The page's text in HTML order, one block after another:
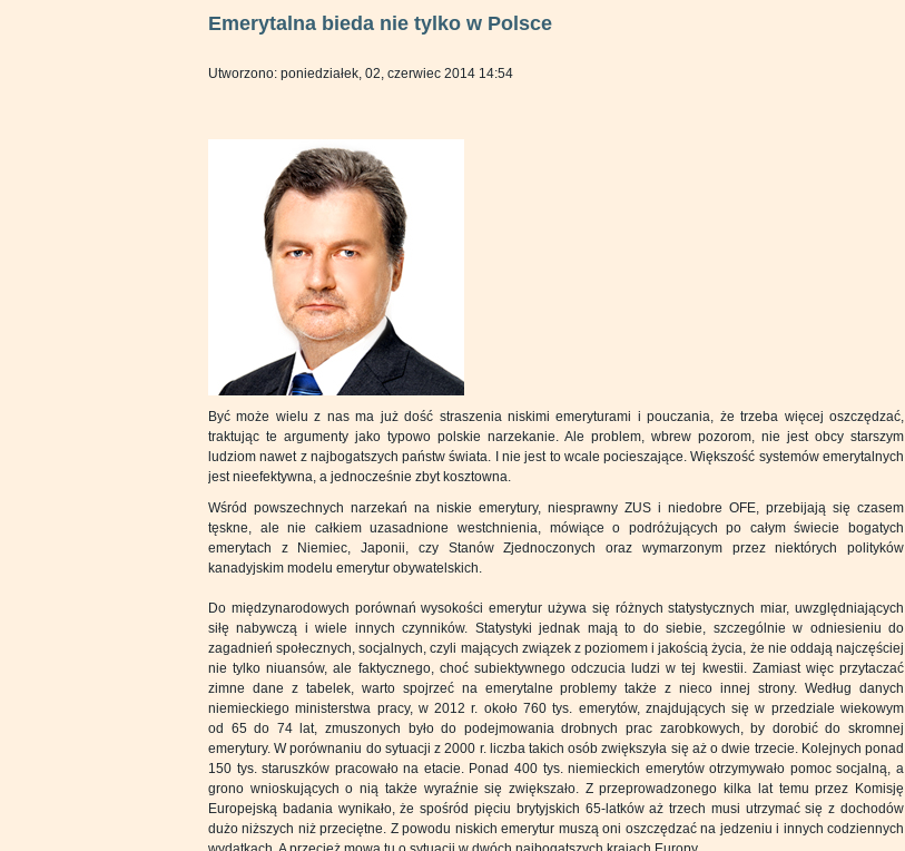
Emerytalna bieda nie tylko w Polsce
Utworzono: poniedziałek, 02, czerwiec 2014 14:54
Być może wielu z nas ma już dość straszenia niskimi emeryturami i pouczania, że trzeba więcej oszczędzać,
traktując te argumenty jako typowo polskie narzekanie. Ale problem, wbrew pozorom, nie jest obcy starszym
ludziom nawet z najbogatszych państw świata. I nie jest to wcale pocieszające. Większość systemów emerytalnych
jest nieefektywna, a jednocześnie zbyt kosztowna.
Wśród powszechnych narzekań na niskie emerytury, niesprawny ZUS i niedobre OFE, przebijają się czasem
tęskne, ale nie całkiem uzasadnione westchnienia, mówiące o podróżujących po całym świecie bogatych
emerytach z Niemiec, Japonii, czy Stanów Zjednoczonych oraz wymarzonym przez niektórych polityków
kanadyjskim modelu emerytur obywatelskich.
Do międzynarodowych porównań wysokości emerytur używa się różnych statystycznych miar, uwzględniających
siłę nabywczą i wiele innych czynników. Statystyki jednak mają to do siebie, szczególnie w odniesieniu do
zagadnień społecznych, socjalnych, czyli mających związek z poziomem i jakością życia, że nie oddają najczęściej
nie tylko niuansów, ale faktycznego, choć subiektywnego odczucia ludzi w tej kwestii. Zamiast więc przytaczać
zimne dane z tabelek, warto spojrzeć na emerytalne problemy także z nieco innej strony. Według danych
niemieckiego ministerstwa pracy, w 2012 r. około 760 tys. emerytów, znajdujących się w przedziale wiekowym
od 65 do 74 lat, zmuszonych było do podejmowania drobnych prac zarobkowych, by dorobić do skromnej
emerytury. W porównaniu do sytuacji z 2000 r. liczba takich osób zwiększyła się aż o dwie trzecie. Kolejnych ponad
150 tys. staruszków pracowało na etacie. Ponad 400 tys. niemieckich emerytów otrzymywało pomoc socjalną, a
grono wnioskujących o nią także wyraźnie się zwiększało. Z przeprowadzonego kilka lat temu przez Komisję
Europejską badania wynikało, że spośród pięciu brytyjskich 65-latków aż trzech musi utrzymać się z dochodów
dużo niższych niż przeciętne. Z powodu niskich emerytur muszą oni oszczędzać na jedzeniu i innych codziennych